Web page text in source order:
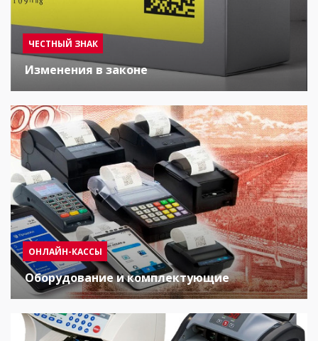
ЧЕСТНЫЙ ЗНАК
Изменения в законе
ОНЛАЙН-КАССЫ
Оборудование и комплектующие